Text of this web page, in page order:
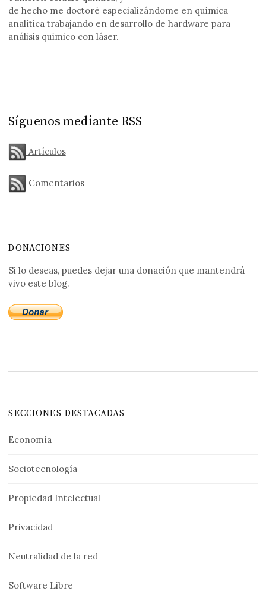
de hecho me doctoré especializándome en química
analítica trabajando en desarrollo de hardware para
análisis químico con láser.
Síguenos mediante RSS
Artículos
Comentarios
DONACIONES
Si lo deseas, puedes dejar una donación que mantendrá
vivo este blog.
SECCIONES DESTACADAS
Economía
Sociotecnología
Propiedad Intelectual
Privacidad
Neutralidad de la red
Software Libre